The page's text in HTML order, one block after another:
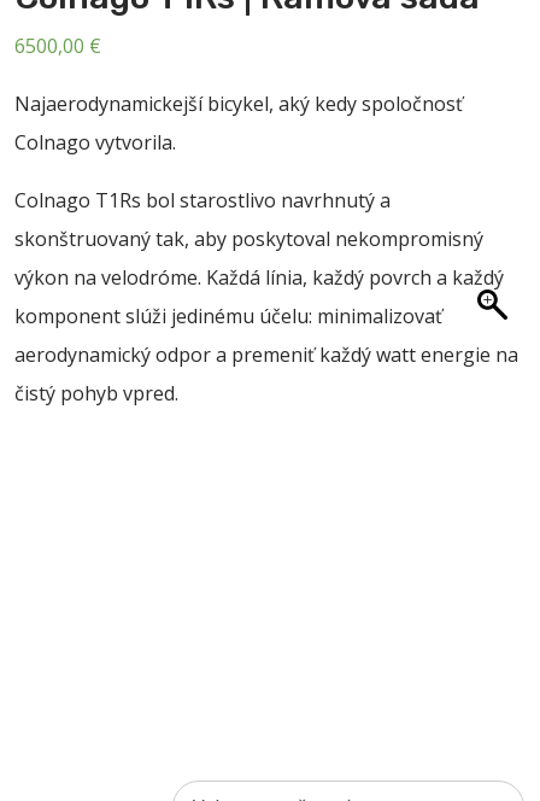
BAZÁR
O NÁS
BLOG
SALE
6500,00 €
Najaerodynamickejší bicykel, aký kedy spoločnosť
Colnago vytvorila.
Colnago T1Rs bol starostlivo navrhnutý a
skonštruovaný tak, aby poskytoval nekompromisný
výkon na velodróme. Každá línia, každý povrch a každý
komponent slúži jedinému účelu: minimalizovať
aerodynamický odpor a premeniť každý watt energie na
čistý pohyb vpred.